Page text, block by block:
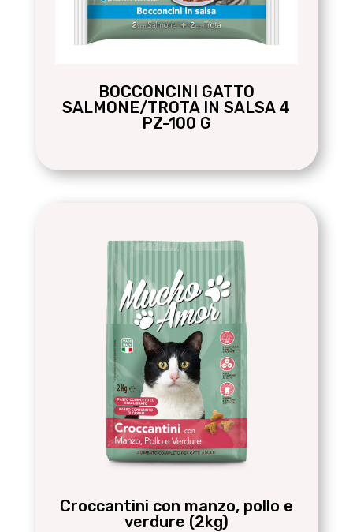
BOCCONCINI GATTO
SALMONE/TROTA IN SALSA 4
PZ-100 G
Croccantini con manzo, pollo e
verdure (2kg)